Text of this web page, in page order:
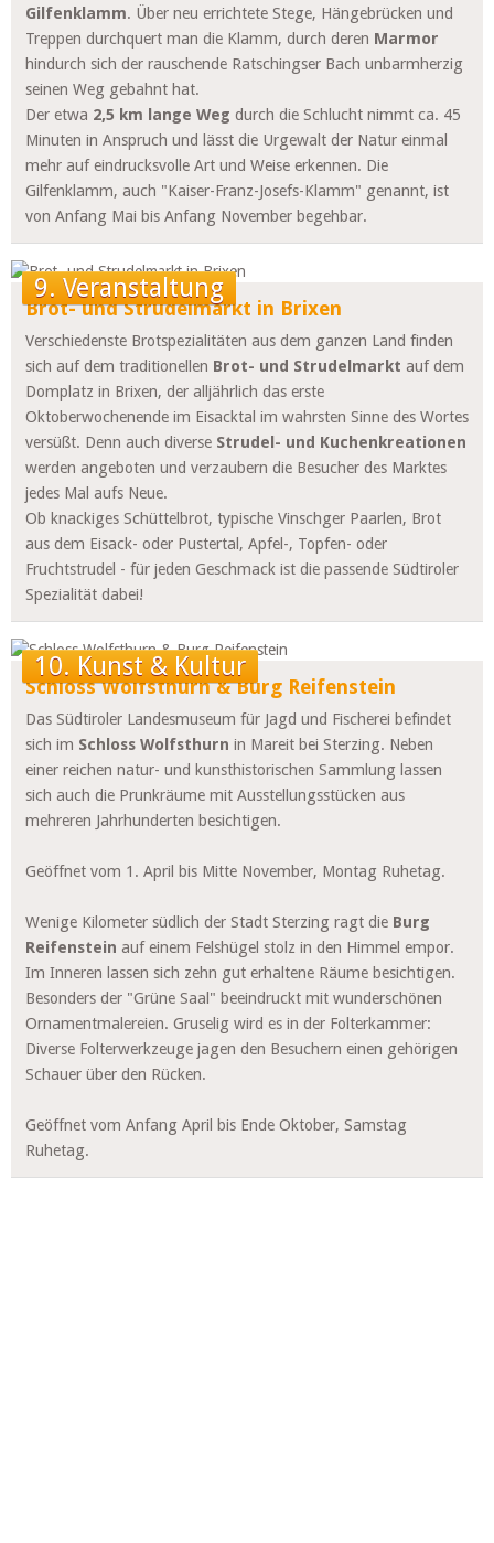
Gilfenklamm. Über neu errichtete Stege, Hängebrücken und
Treppen durchquert man die Klamm, durch deren Marmor
hindurch sich der rauschende Ratschingser Bach unbarmherzig
seinen Weg gebahnt hat.
Der etwa 2,5 km lange Weg durch die Schlucht nimmt ca. 45
Minuten in Anspruch und lässt die Urgewalt der Natur einmal
mehr auf eindrucksvolle Art und Weise erkennen. Die
Gilfenklamm, auch "Kaiser-Franz-Josefs-Klamm" genannt, ist
von Anfang Mai bis Anfang November begehbar.
9. Veranstaltung
Brot- und Strudelmarkt in Brixen
Verschiedenste Brotspezialitäten aus dem ganzen Land finden
sich auf dem traditionellen Brot- und Strudelmarkt auf dem
Domplatz in Brixen, der alljährlich das erste
Oktoberwochenende im Eisacktal im wahrsten Sinne des Wortes
versüßt. Denn auch diverse Strudel- und Kuchenkreationen
werden angeboten und verzaubern die Besucher des Marktes
jedes Mal aufs Neue.
Ob knackiges Schüttelbrot, typische Vinschger Paarlen, Brot
aus dem Eisack- oder Pustertal, Apfel-, Topfen- oder
Fruchtstrudel - für jeden Geschmack ist die passende Südtiroler
Spezialität dabei!
10. Kunst & Kultur
Schloss Wolfsthurn & Burg Reifenstein
Das Südtiroler Landesmuseum für Jagd und Fischerei befindet
sich im Schloss Wolfsthurn in Mareit bei Sterzing. Neben
einer reichen natur- und kunsthistorischen Sammlung lassen
sich auch die Prunkräume mit Ausstellungsstücken aus
mehreren Jahrhunderten besichtigen.
Geöffnet vom 1. April bis Mitte November, Montag Ruhetag.
Wenige Kilometer südlich der Stadt Sterzing ragt die Burg
Reifenstein auf einem Felshügel stolz in den Himmel empor.
Im Inneren lassen sich zehn gut erhaltene Räume besichtigen.
Besonders der "Grüne Saal" beeindruckt mit wunderschönen
Ornamentmalereien. Gruselig wird es in der Folterkammer:
Diverse Folterwerkzeuge jagen den Besuchern einen gehörigen
Schauer über den Rücken.
Geöffnet vom Anfang April bis Ende Oktober, Samstag
Ruhetag.